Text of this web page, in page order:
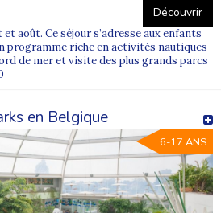
Découvrir
août. Ce séjour s’adresse aux enfants
programme riche en activités nautiques
de mer et visite des plus grands parcs
en Belgique
6-17 ANS